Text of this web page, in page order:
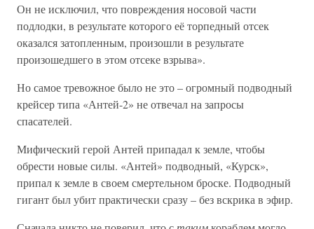
Он не исключил, что повреждения носовой части
подлодки, в результате которого её торпедный отсек
оказался затопленным, произошли в результате
произошедшего в этом отсеке взрыва».
Но самое тревожное было не это – огромный подводный
крейсер типа «Антей-2» не отвечал на запросы
спасателей.
Мифический герой Антей припадал к земле, чтобы
обрести новые силы. «Антей» подводный, «Курск»,
припал к земле в своем смертельном броске. Подводный
гигант был убит практически сразу – без вскрика в эфир.